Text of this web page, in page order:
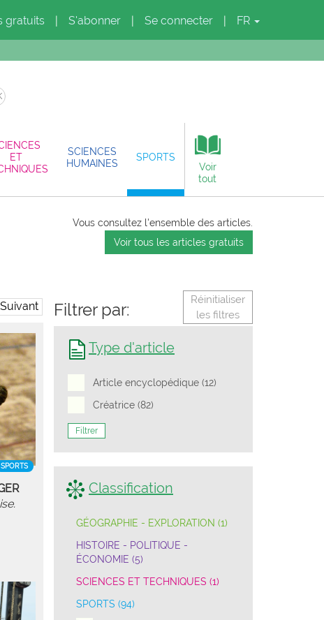
gratuits S'abonner Se connecter FR
ET
SCIENCES
HUMAINES
SPORTS
Voir
tout
Vous consultez l'ensemble des articles.
Voir tous les articles gratuits
Suivant
SPORTS
Filtrer par:
Réinitialiser
les filtres
Type d'article
Article encyclopédique (12)
Créatrice (82)
Filtrer
Classification
GÉOGRAPHIE - EXPLORATION (1)
HISTOIRE - POLITIQUE -
ÉCONOMIE (5)
SCIENCES ET TECHNIQUES (1)
SPORTS (94)